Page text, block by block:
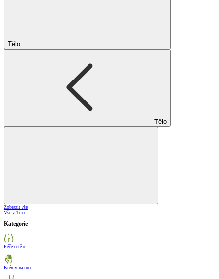
Tělo
Tělo
Zobrazit vše
Vše z Tělo
Kategorie
Péče o tělo
Krémy na ruce